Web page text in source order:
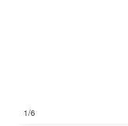
1/6